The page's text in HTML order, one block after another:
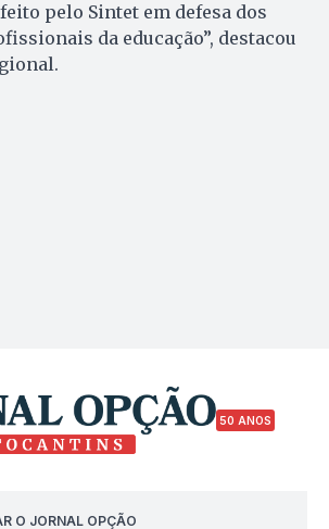
pelo Sintet em defesa dos
da educação”, destacou
50 ANOS
O JORNAL OPÇÃO